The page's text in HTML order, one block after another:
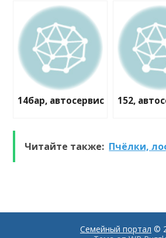
14бар, автосервис 152,
Читайте также: Пчёлки,
Семейный портал ©